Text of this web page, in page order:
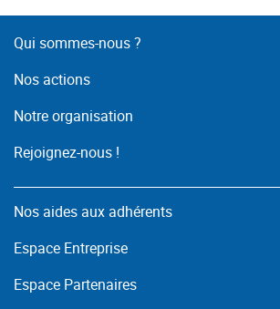
Qui sommes-nous ?
Nos actions
Notre organisation
Rejoignez-nous !
Nos aides aux adhérents
Espace Entreprise
Espace Partenaires